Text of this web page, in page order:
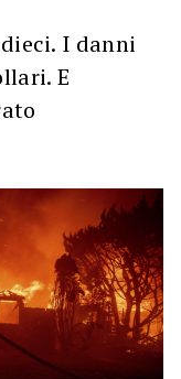
I danni
E